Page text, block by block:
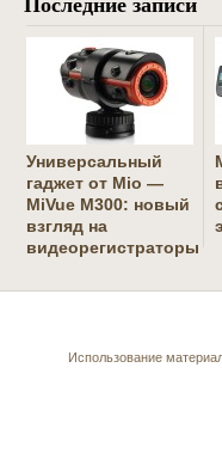
Универсальный
гаджет от Mio —
MiVue M300: новый
взгляд на
видеорегистраторы
Использование